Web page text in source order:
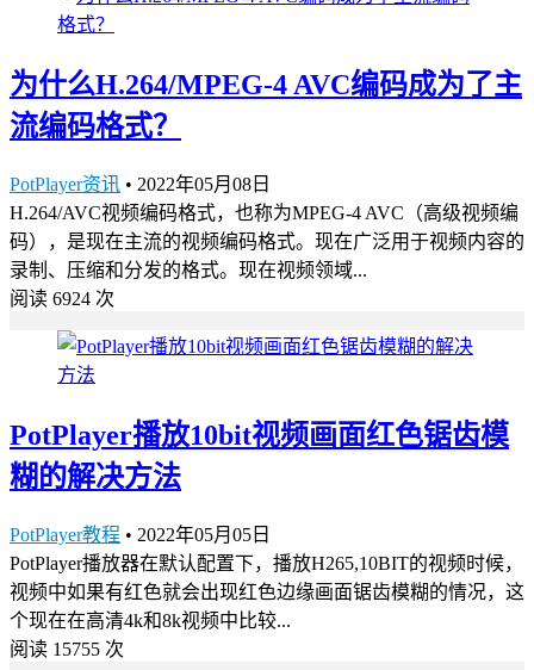
为什么H.264/MPEG-4 AVC编码成为了主
流编码格式？
PotPlayer资讯 • 2022年05月08日
H.264/AVC视频编码格式，也称为MPEG-4 AVC（高级视频编
码），是现在主流的视频编码格式。现在广泛用于视频内容的
录制、压缩和分发的格式。现在视频领域...
阅读 6924 次
PotPlayer播放10bit视频画面红色锯齿模
糊的解决方法
PotPlayer教程 • 2022年05月05日
PotPlayer播放器在默认配置下，播放H265,10BIT的视频时候，
视频中如果有红色就会出现红色边缘画面锯齿模糊的情况，这
个现在在高清4k和8k视频中比较...
阅读 15755 次